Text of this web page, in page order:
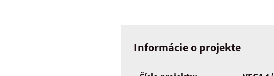
Informácie o projekte